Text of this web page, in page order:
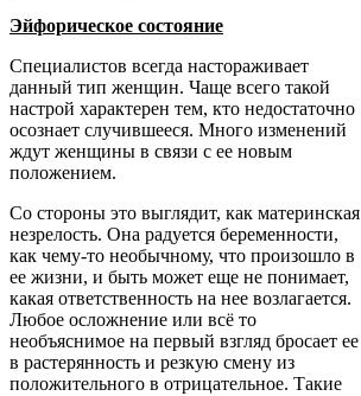
Эйфорическое состояние
Специалистов всегда настораживает
данный тип женщин. Чаще всего такой
настрой характерен тем, кто недостаточно
осознает случившееся. Много изменений
ждут женщины в связи с ее новым
положением.
Со стороны это выглядит, как материнская
незрелость. Она радуется беременности,
как чему-то необычному, что произошло в
ее жизни, и быть может еще не понимает,
какая ответственность на нее возлагается.
Любое осложнение или всё то
необъяснимое на первый взгляд бросает ее
в растерянность и резкую смену из
положительного в отрицательное. Такие